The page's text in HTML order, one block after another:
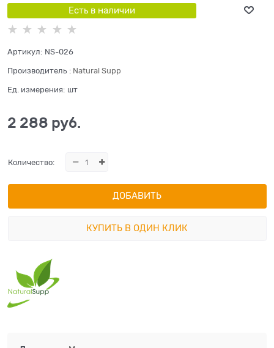
Есть в наличии
Артикул: NS-026
Производитель : Natural Supp
Ед. измерения: шт
2 288 руб.
Количество:
ДОБАВИТЬ
КУПИТЬ В ОДИН КЛИК